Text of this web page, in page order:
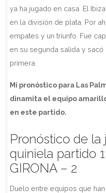
ya ha jugado en casa. El
en la división de plata. Por
empates y un triunfo. Fue
en su segunda salida y
primera.
Mi pronóstico para Las
dinamita el equipo
en este partido.
Pronóstico de la
quiniela partido
GIRONA – 2
Duelo entre equipos que